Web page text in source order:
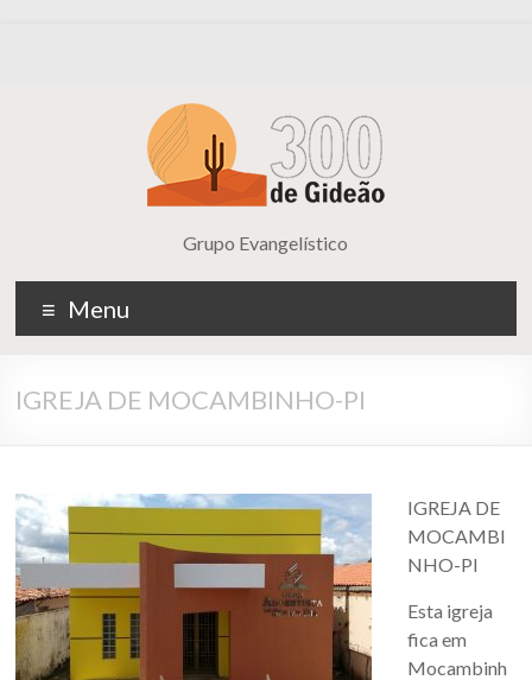
Grupo Evangelístico
Menu
IGREJA DE MOCAMBINHO-PI
IGREJA DE
MOCAMBI
NHO-PI
Esta igreja
fica em
Mocambinh